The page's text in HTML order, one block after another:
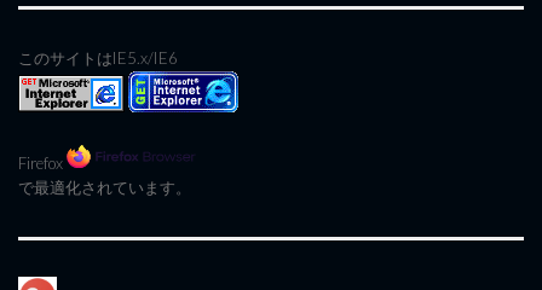
このサイトはIE5.x/IE6
Firefox
で最適化されています。